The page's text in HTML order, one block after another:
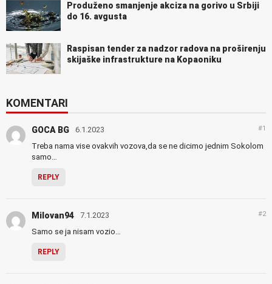
Produženo smanjenje akciza na gorivo u Srbiji
do 16. avgusta
Raspisan tender za nadzor radova na proširenju
skijaške infrastrukture na Kopaoniku
KOMENTARI
GOCA BG 6.1.2023 #1
Treba nama vise ovakvih vozova,da se ne dicimo jednim Sokolom
samo…
REPLY
Milovan94 7.1.2023 #2
Samo se ja nisam vozio…
REPLY